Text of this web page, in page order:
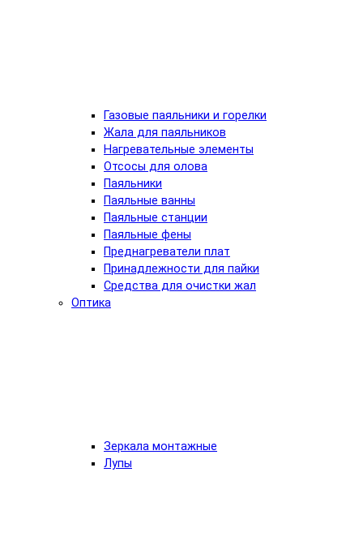
Газовые паяльники и горелки
Жала для паяльников
Нагревательные элементы
Отсосы для олова
Паяльники
Паяльные ванны
Паяльные станции
Паяльные фены
Преднагреватели плат
Принадлежности для пайки
Средства для очистки жал
Оптика
Зеркала монтажные
Лупы